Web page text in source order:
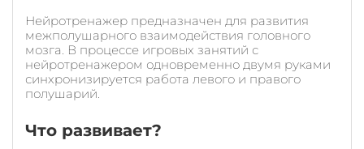
Нейротренажер предназначен для развития
межполушарного взаимодействия головного
мозга. В процессе игровых занятий с
нейротренажером одновременно двумя руками
синхронизируется работа левого и правого
полушарий.
Что развивает?